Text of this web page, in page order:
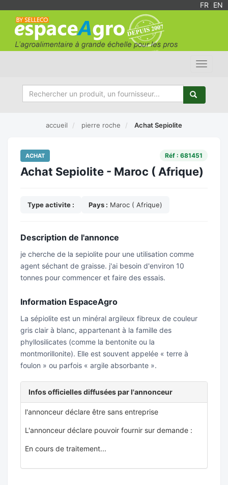
FR EN
Toggle
accueil pierre roche Achat Sepiolite
ACHAT Réf : 681451
Achat Sepiolite - Maroc ( Afrique)
Type activite : Pays : Maroc ( Afrique)
Description de l'annonce
je cherche de la sepiolite pour une utilisation comme
agent séchant de graisse. j'ai besoin d'environ 10
tonnes pour commencer et faire des essais.
Information EspaceAgro
La sépiolite est un minéral argileux fibreux de couleur
gris clair à blanc, appartenant à la famille des
phyllosilicates (comme la bentonite ou la
montmorillonite). Elle est souvent appelée « terre à
foulon » ou parfois « argile absorbante ».
Infos officielles diffusées par l'annonceur
l'annonceur déclare être sans entreprise
L'annonceur déclare pouvoir fournir sur demande :
En cours de traitement...